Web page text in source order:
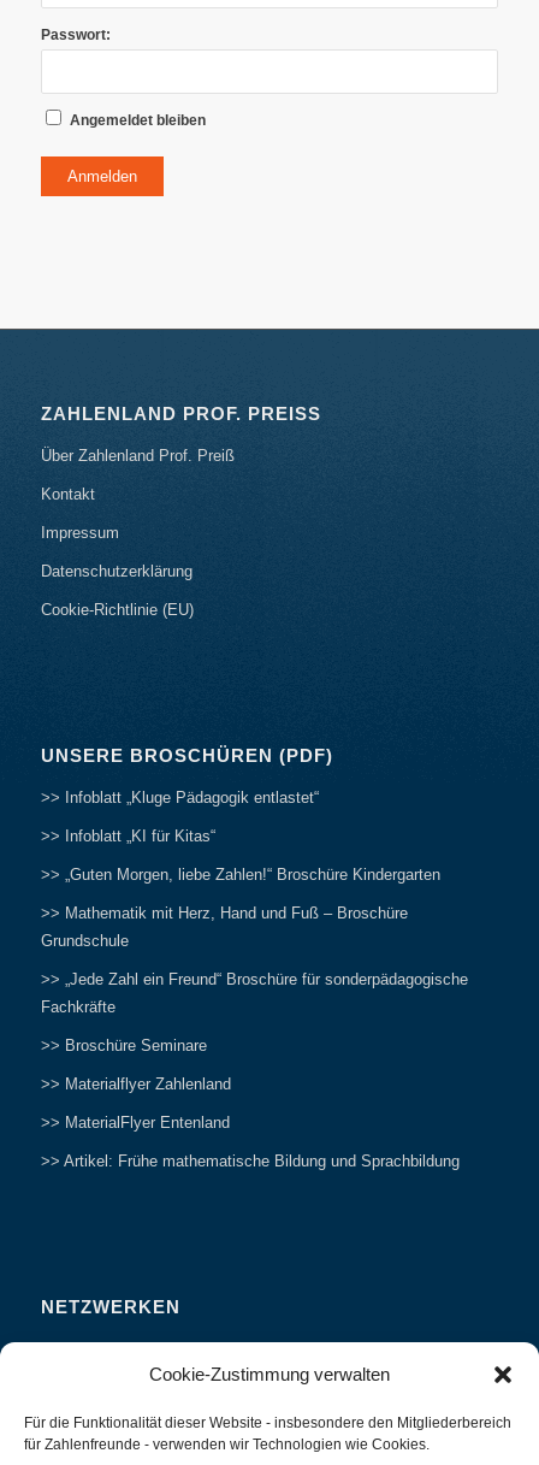
Cookie-Zustimmung verwalten
Für die Funktionalität dieser Website - insbesondere den Mitgliederbereich
für Zahlenfreunde - verwenden wir Technologien wie Cookies.
Passwort:
Angemeldet bleiben
Anmelden
ZAHLENLAND PROF. PREISS
Über Zahlenland Prof. Preiß
Kontakt
Impressum
Datenschutzerklärung
Cookie-Richtlinie (EU)
UNSERE BROSCHÜREN (PDF)
>> Infoblatt „Kluge Pädagogik entlastet“
>> Infoblatt „KI für Kitas“
>> „Guten Morgen, liebe Zahlen!“ Broschüre Kindergarten
>> Mathematik mit Herz, Hand und Fuß – Broschüre
Grundschule
>> „Jede Zahl ein Freund“ Broschüre für sonderpädagogische
Fachkräfte
>> Broschüre Seminare
>> Materialflyer Zahlenland
>> MaterialFlyer Entenland
>> Artikel: Frühe mathematische Bildung und Sprachbildung
NETZWERKEN
Studieren